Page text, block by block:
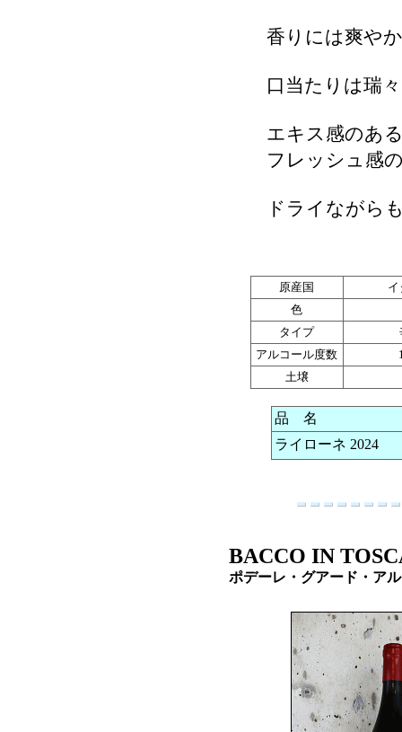
香りには爽や
口当たりは瑞
エキス感のあ
フレッシュ感
ドライながら
原産国
イ
色
タイプ
アルコール度数
土壌
品 名
ライローネ 2024
BACCO IN
ポデーレ・グアード・